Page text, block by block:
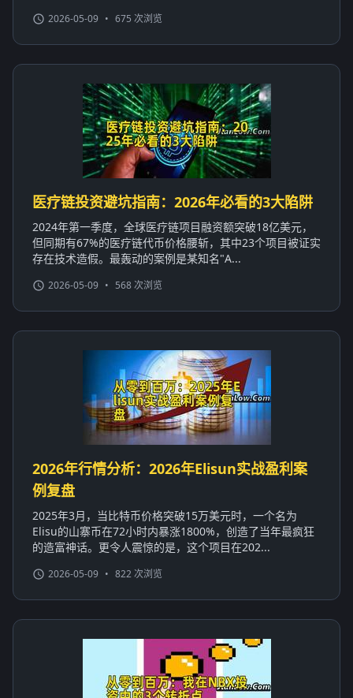
2026-05-09 • 675 次浏览
医疗链投资避坑指南：2026年必看的3大陷阱
2024年第一季度，全球医疗链项目融资额突破18亿美元，
但同期有67%的医疗链代币价格腰斩，其中23个项目被证实
存在技术造假。最轰动的案例是某知名"A...
2026-05-09 • 568 次浏览
2026年行情分析：2026年Elisun实战盈利案
例复盘
2025年3月，当比特币价格突破15万美元时，一个名为
Elisu的山寨币在72小时内暴涨1800%，创造了当年最疯狂
的造富神话。更令人震惊的是，这个项目在202...
2026-05-09 • 822 次浏览